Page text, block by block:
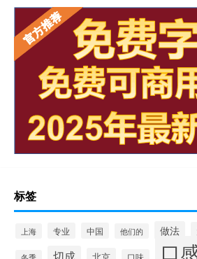
标签
上海 专业 中国 他们的 做法
切成 北京 口味 口